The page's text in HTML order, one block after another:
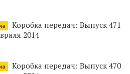
Коробка передач: Выпуск 471
2014
Коробка передач: Выпуск 470